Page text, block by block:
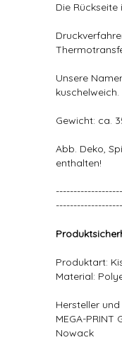
Die
Unsere
kuschelweich.
Gewicht: ca.
Abb. Deko,
enthalten!
Produktart:
Material:
Hersteller
MEGA-PRINT
Nowack